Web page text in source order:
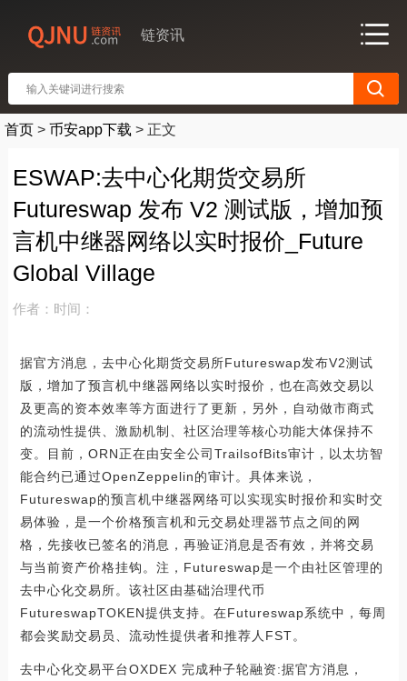
链资讯
首页 > 币安app下载 > 正文
ESWAP:去中心化期货交易所
Futureswap 发布 V2 测试版，增加预
言机中继器网络以实时报价_Future
Global Village
作者： 时间：
据官方消息，去中心化期货交易所Futureswap发布V2测试
版，增加了预言机中继器网络以实时报价，也在高效交易以
及更高的资本效率等方面进行了更新，另外，自动做市商式
的流动性提供、激励机制、社区治理等核心功能大体保持不
变。目前，ORN正在由安全公司TrailsofBits审计，以太坊智
能合约已通过OpenZeppelin的审计。具体来说，
Futureswap的预言机中继器网络可以实现实时报价和实时交
易体验，是一个价格预言机和元交易处理器节点之间的网
格，先接收已签名的消息，再验证消息是否有效，并将交易
与当前资产价格挂钩。注，Futureswap是一个由社区管理的
去中心化交易所。该社区由基础治理代币
FutureswapTOKEN提供支持。在Futureswap系统中，每周
都会奖励交易员、流动性提供者和推荐人FST。
去中心化交易平台OXDEX 完成种子轮融资:据官方消息，